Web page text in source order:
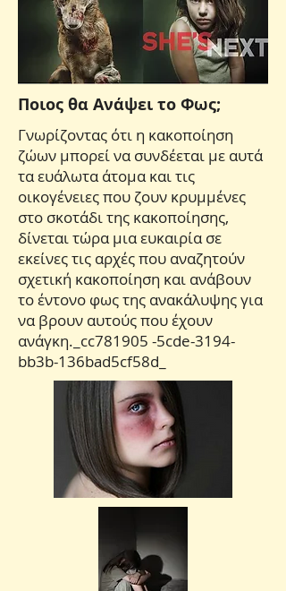
Ποιος θα Ανάψει το Φως;
Γνωρίζοντας ότι η κακοποίηση
ζώων μπορεί να συνδέεται με αυτά
τα ευάλωτα άτομα και τις
οικογένειες που ζουν κρυμμένες
στο σκοτάδι της κακοποίησης,
δίνεται τώρα μια ευκαιρία σε
εκείνες τις αρχές που αναζητούν
σχετική κακοποίηση και ανάβουν
το έντονο φως της ανακάλυψης για
να βρουν αυτούς που έχουν
ανάγκη._cc781905 -5cde-3194-
bb3b-136bad5cf58d_